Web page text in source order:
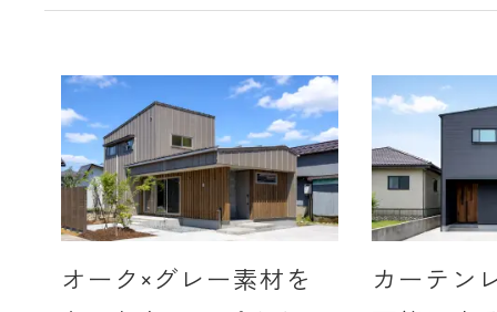
オーク×グレー素材を
カーテン